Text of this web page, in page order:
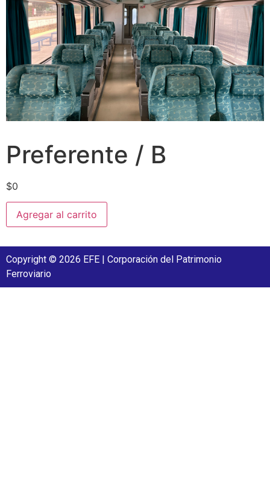
Preferente / B
$0
Agregar al carrito
Copyright © 2026 EFE | Corporación del Patrimonio
Ferroviario